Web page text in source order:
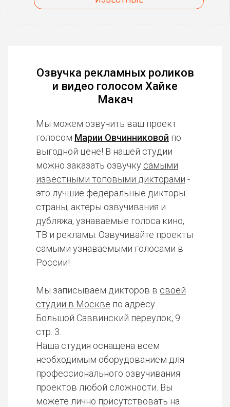
Озвучка рекламных роликов
и видео голосом Хайке
Макач
Мы можем озвучить ваш проект
голосом Марии Овчинниковой по
выгодной цене! В нашей студии
можно заказать озвучку самыми
известными топовыми дикторами -
это лучшие федеральные дикторы
страны, актеры озвучивания и
дубляжа, узнаваемые голоса кино,
ТВ и рекламы. Озвучивайте проекты
самыми узнаваемыми голосами в
России!
Мы записываем дикторов в своей
студии в Москве по адресу
Большой Саввинский переулок, 9
стр. 3.
Наша студия оснащена всем
необходимым оборудованием для
профессионального озвучивания
проектов любой сложности. Вы
можете лично присутствовать на